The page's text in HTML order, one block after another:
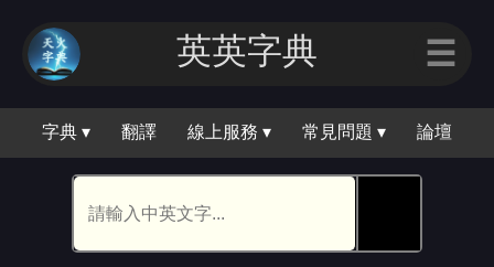
英英字典 ☰
字典 ▾ 翻譯 線上服務 ▾ 常見問題 ▾ 論壇